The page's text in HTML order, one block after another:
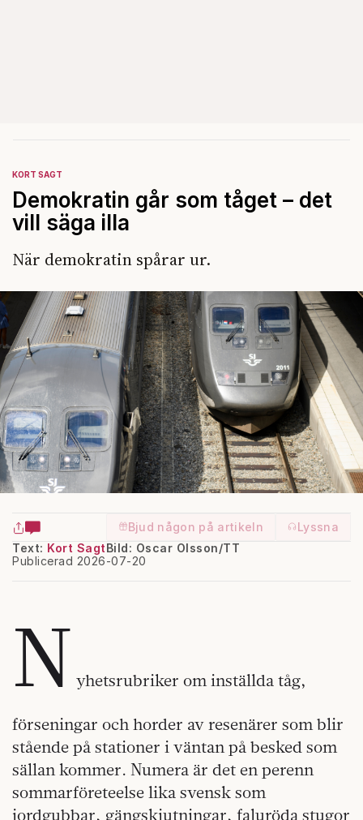
KORT SAGT
Demokratin går som tåget – det
vill säga illa
När demokratin spårar ur.
Bjud någon på artikeln
Lyssna
Text: Kort Sagt
Publicerad 2026-07-20
Bild: Oscar Olsson/TT
N yhetsrubriker om inställda tåg,
förseningar och horder av resenärer som blir
stående på stationer i väntan på besked som
sällan kommer. Numera är det en perenn
sommarföreteelse lika svensk som
jordgubbar, gängskjutningar, faluröda stugor